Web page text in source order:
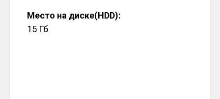
Место на диске(HDD):
15 Гб